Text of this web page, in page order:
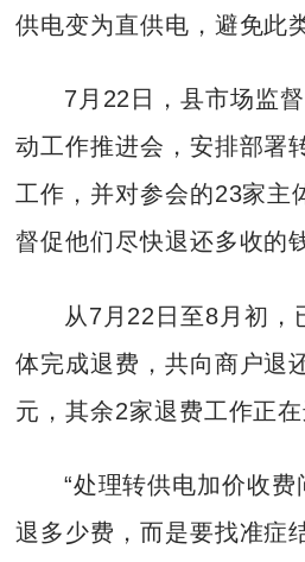
供电变为直供电，避免此
7月22日，县市场监
动工作推进会，安排部署
工作，并对参会的23家主
督促他们尽快退还多收的
从7月22日至8月初，
体完成退费，共向商户退
元，其余2家退费工作正在
“处理转供电加价收
退多少费，而是要找准症